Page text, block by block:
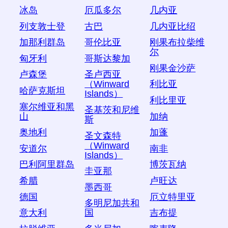
冰岛
列支敦士登
加那利群岛
匈牙利
卢森堡
哈萨克斯坦
塞尔维亚和黑
山
奥地利
安道尔
巴利阿里群岛
希腊
德国
意大利
厄瓜多尔
古巴
哥伦比亚
哥斯达黎加
圣卢西亚
（Winward
Islands）
圣基茨和尼维
斯
圣文森特
（Winward
Islands）
圭亚那
墨西哥
多明尼加共和
国
几内亚
几内亚比绍
刚果布拉柴维
尔
刚果金沙萨
利比亚
利比里亚
加纳
加蓬
南非
博茨瓦纳
卢旺达
厄立特里亚
吉布提